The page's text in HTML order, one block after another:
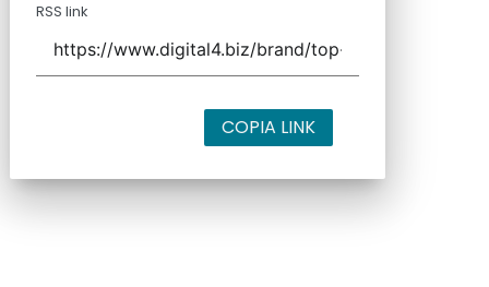
RSS link
COPIA LINK